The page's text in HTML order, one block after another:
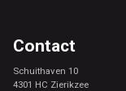
Contact
Schuithaven 10
4301 HC Zierikzee